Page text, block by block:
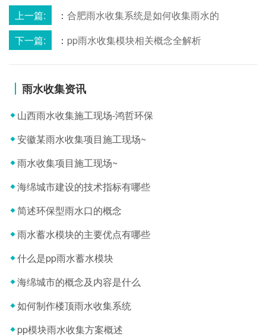
上一篇: ： 合肥雨水收集系统是如何收集雨水的
下一篇:
： pp雨水收集模块相关概念全解析
雨水收集资讯
山西雨水收集施工现场-鸿哲环保
安徽某雨水收集项目施工现场~
雨水收集项目施工现场~
海绵城市建设的技术指标有哪些
简述环保型雨水口的概念
雨水蓄水模块的主要优点有哪些
什么是pp雨水蓄水模块
海绵城市的概念及内容是什么
如何制作楼顶雨水收集系统
pp模块雨水收集方案概述